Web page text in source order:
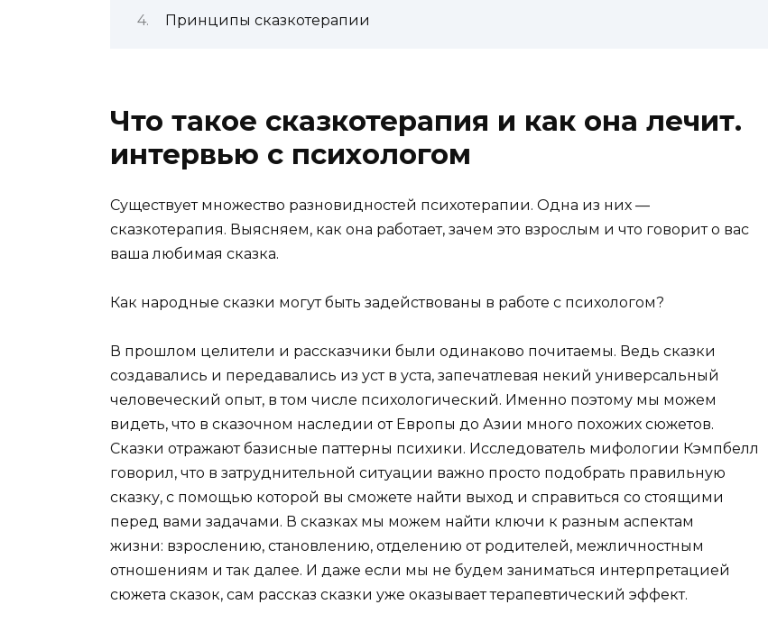
Принципы сказкотерапии
Что такое сказкотерапия и как она лечит.
интервью с психологом
Существует множество разновидностей психотерапии. Одна из них —
сказкотерапия. Выясняем, как она работает, зачем это взрослым и что говорит о вас
ваша любимая сказка.
Как народные сказки могут быть задействованы в работе с психологом?
В прошлом целители и рассказчики были одинаково почитаемы. Ведь сказки
создавались и передавались из уст в уста, запечатлевая некий универсальный
человеческий опыт, в том числе психологический. Именно поэтому мы можем
видеть, что в сказочном наследии от Европы до Азии много похожих сюжетов.
Сказки отражают базисные паттерны психики. Исследователь мифологии Кэмпбелл
говорил, что в затруднительной ситуации важно просто подобрать правильную
сказку, с помощью которой вы сможете найти выход и справиться со стоящими
перед вами задачами. В сказках мы можем найти ключи к разным аспектам
жизни: взрослению, становлению, отделению от родителей, межличностным
отношениям и так далее. И даже если мы не будем заниматься интерпретацией
сюжета сказок, сам рассказ сказки уже оказывает терапевтический эффект.